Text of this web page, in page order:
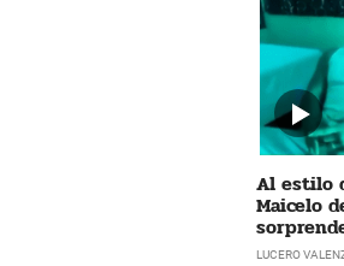
Al estilo
Maicelo
LUCERO